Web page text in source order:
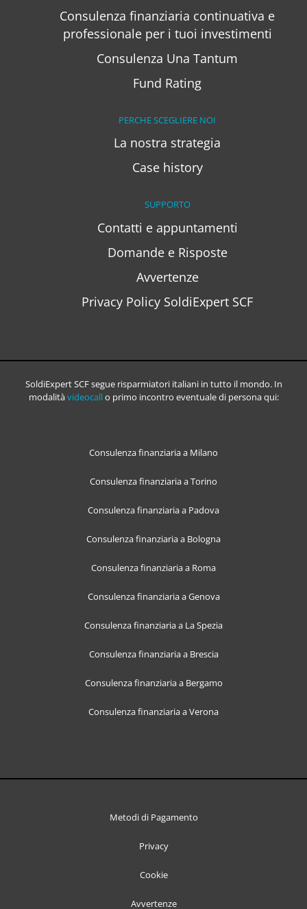
Consulenza finanziaria continuativa e
professionale per i tuoi investimenti
Consulenza Una Tantum
Fund Rating
PERCHE SCEGLIERE NOI
La nostra strategia
Case history
SUPPORTO
Contatti e appuntamenti
Domande e Risposte
Avvertenze
Privacy Policy SoldiExpert SCF
SoldiExpert SCF segue risparmiatori italiani in tutto il mondo. In
modalitàvideocallo primo incontro eventuale di persona qui:
Consulenza finanziaria a Milano
Consulenza finanziaria a Torino
Consulenza finanziaria a Padova
Consulenza finanziaria a Bologna
Consulenza finanziaria a Roma
Consulenza finanziaria a Genova
Consulenza finanziaria a La Spezia
Consulenza finanziaria a Brescia
Consulenza finanziaria a Bergamo
Consulenza finanziaria a Verona
Metodi di Pagamento
Privacy
Cookie
Avvertenze